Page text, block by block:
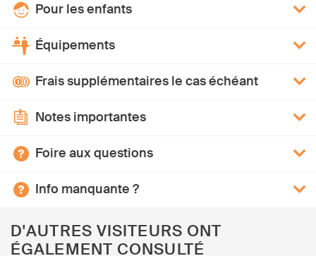
Pour les enfants
Équipements
Frais supplémentaires le cas échéant
Notes importantes
Foire aux questions
Info manquante ?
D'AUTRES VISITEURS ONT
ÉGALEMENT CONSULTÉ